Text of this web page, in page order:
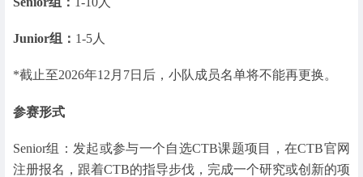
Junior组： 1-5人
*截止至2026年12月7日后，小队成员名单将不能再更换。
参赛形式
Senior组：发起或参与一个自选CTB课题项目，在CTB官网
注册报名，跟着CTB的指导步伐，完成一个研究或创新的项